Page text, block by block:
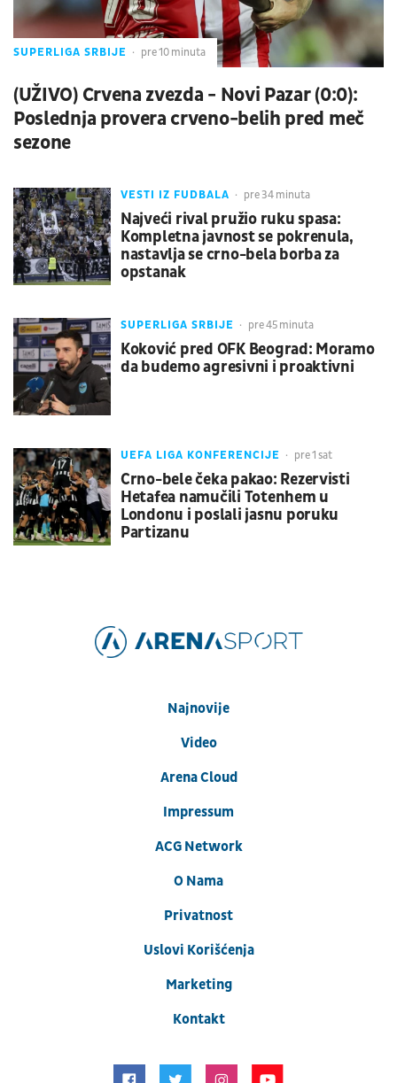
SUPERLIGA SRBIJE pre 10 minuta
(UŽIVO) Crvena zvezda - Novi Pazar (0:0):
Poslednja provera crveno-belih pred meč
sezone
VESTI IZ FUDBALA pre 34 minuta
Najveći rival pružio ruku spasa:
Kompletna javnost se pokrenula,
nastavlja se crno-bela borba za
opstanak
SUPERLIGA SRBIJE pre 45 minuta
Koković pred OFK Beograd: Moramo
da budemo agresivni i proaktivni
UEFA LIGA KONFERENCIJE pre 1 sat
Crno-bele čeka pakao: Rezervisti
Hetafea namučili Totenhem u
Londonu i poslali jasnu poruku
Partizanu
Najnovije
Video
Arena Cloud
Impressum
ACG Network
O Nama
Privatnost
Uslovi Korišćenja
Marketing
Kontakt